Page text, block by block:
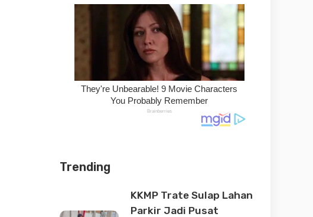
Trending
KKMP Trate Sulap Lahan
Parkir Jadi Pusat